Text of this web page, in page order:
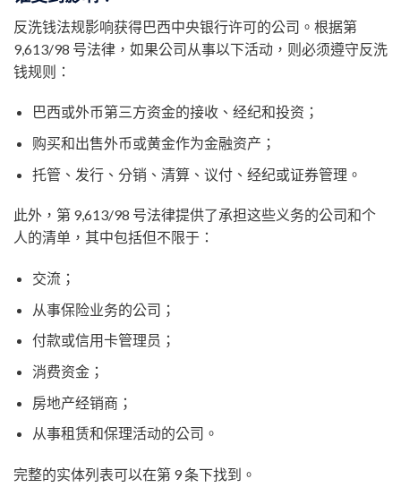
反洗钱法规影响获得巴西中央银行许可的公司。根据第
9,613/98 号法律，如果公司从事以下活动，则必须遵守反洗
钱规则：
巴西或外币第三方资金的接收、经纪和投资；
购买和出售外币或黄金作为金融资产；
托管、发行、分销、清算、议付、经纪或证券管理。
此外，第 9,613/98 号法律提供了承担这些义务的公司和个
人的清单，其中包括但不限于：
交流；
从事保险业务的公司；
付款或信用卡管理员；
消费资金；
房地产经销商；
从事租赁和保理活动的公司。
完整的实体列表可以在第 9 条下找到。